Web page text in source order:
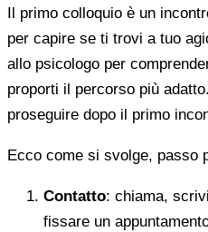
Il primo colloquio è un
per capire se ti trovi a tuo
allo psicologo per
proporti il percorso più
proseguire dopo il primo
Ecco come si svolge, passo
Contatto: chiama,
fissare un